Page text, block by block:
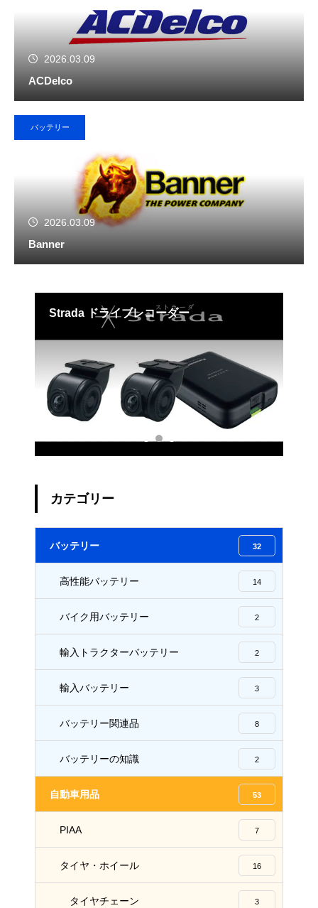
2026.03.09
ACDelco
バッテリー
2026.03.09
Banner
Strada ドライブレコーダー
カテゴリー
バッテリー 32
高性能バッテリー 14
バイク用バッテリー 2
輸入トラクターバッテリー 2
輸入バッテリー 3
バッテリー関連品 8
バッテリーの知識 2
自動車用品 53
PIAA 7
タイヤ・ホイール 16
タイヤチェーン 3